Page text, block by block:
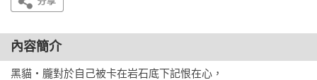
內容簡介
黑貓‧朧對於自己被卡在岩石底下記恨在心，